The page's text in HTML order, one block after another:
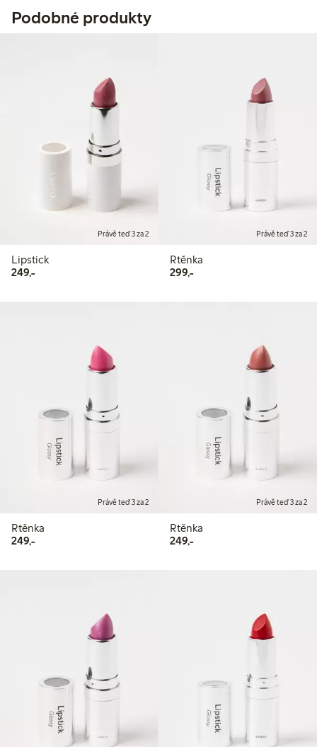
Podobné produkty
Právě teď 3 za 2
Lipstick
249,-249,00 Kč
Právě teď 3 za 2
Rtěnka
299,-299,00 Kč
Právě teď 3 za 2
Rtěnka
249,-249,00 Kč
Právě teď 3 za 2
Rtěnka
249,-249,00 Kč